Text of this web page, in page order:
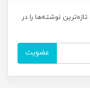
نوشته‌ها را در
عضویت